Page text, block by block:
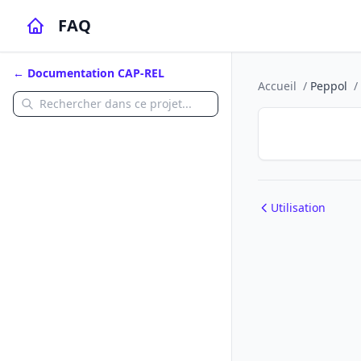
FAQ
← Documentation CAP-REL
Accueil / Peppol /
Utilisation